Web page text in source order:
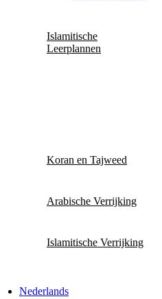
Islamitische
Leerplannen
Koran en Tajweed
Arabische Verrijking
Islamitische Verrijking
Nederlands